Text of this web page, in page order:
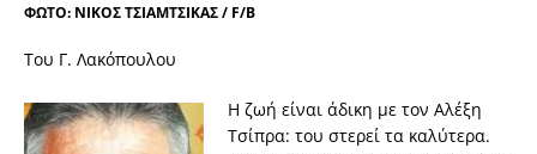
ΦΩΤΟ: ΝΙΚΟΣ ΤΣΙΑΜΤΣΙΚΑΣ / F/B
Toυ Γ. Λακόπουλου
Η ζωή είναι άδικη με τον Αλέξη
Τσίπρα: του στερεί τα καλύτερα.